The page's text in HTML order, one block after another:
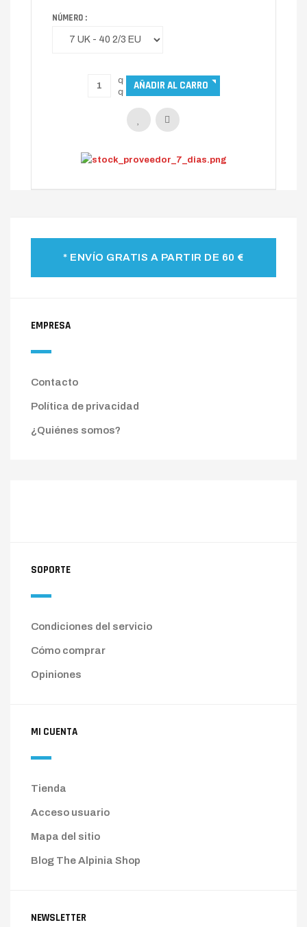
NÚMERO :
* ENVÍO GRATIS A PARTIR DE 60 €
EMPRESA
Contacto
Política de privacidad
¿Quiénes somos?
SOPORTE
Condiciones del servicio
Cómo comprar
Opiniones
MI CUENTA
Tienda
Acceso usuario
Mapa del sitio
Blog The Alpinia Shop
NEWSLETTER